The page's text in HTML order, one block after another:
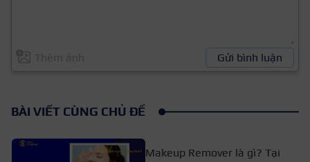
Gửi bình luận
BÀI VIẾT CÙNG CHỦ ĐỀ
Makeup Remover là gì? Tại